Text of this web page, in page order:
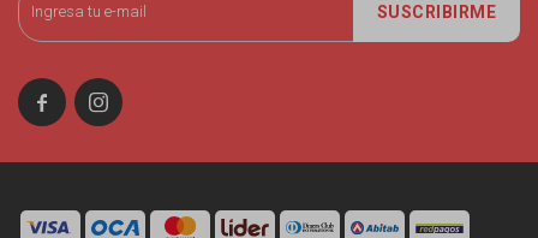
SUSCRIBIRME
 